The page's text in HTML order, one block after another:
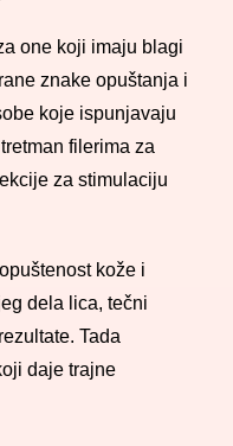
one koji imaju blagi
znake opuštanja i
koje ispunjavaju
filerima za
za stimulaciju
kože i
dela lica, tečni
Tada
daje trajne